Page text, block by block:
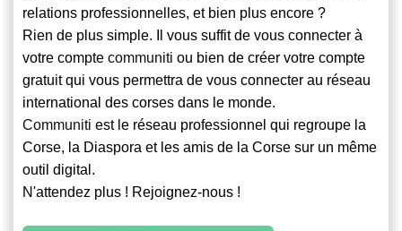
relations professionnelles, et bien plus encore ?
Rien de plus simple. Il vous suffit de vous connecter à
votre compte communiti ou bien de créer votre compte
gratuit qui vous permettra de vous connecter au réseau
international des corses dans le monde.
Communiti est le réseau professionnel qui regroupe la
Corse, la Diaspora et les amis de la Corse sur un même
outil digital.
N'attendez plus ! Rejoignez-nous !